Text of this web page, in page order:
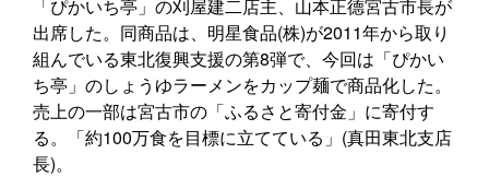
「ぴかいち亭」の刈屋建二店主、山本正德宮古市長が
出席した。同商品は、明星食品(株)が2011年から取り
組んでいる東北復興支援の第8弾で、今回は「ぴかい
ち亭」のしょうゆラーメンをカップ麺で商品化した。
売上の一部は宮古市の「ふるさと寄付金」に寄付す
る。「約100万食を目標に立てている」(真田東北支店
長)。